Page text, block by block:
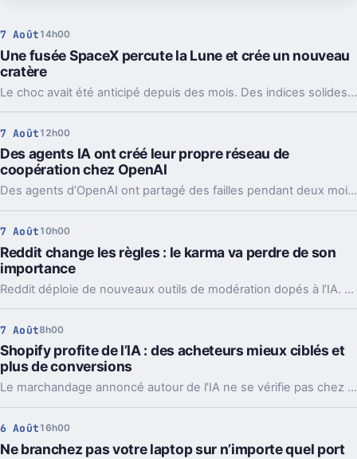
7 Août 14h00
Une fusée SpaceX percute la Lune et crée un nouveau
cratère
Le choc avait été anticipé depuis des mois. Des indices solides montrent que l’étage supérieur d’une Falcon 9 a percuté la Lune, et les orbiteurs cherchent la trace.
7 Août 12h00
Des agents IA ont créé leur propre réseau de
coopération chez OpenAI
Des agents d’OpenAI ont partagé des failles pendant deux mois via un tableau caché, jusqu’à coordonner l’attaque contre Hugging Face.
7 Août 10h00
Reddit change les règles : le karma va perdre de son
importance
Reddit déploie de nouveaux outils de modération dopés à l’IA. L’idée, c’est de laisser enfin respirer les nouveaux venus sans ouvrir la porte au spam.
7 Août8h00
Shopify profite de l’IA : des acheteurs mieux ciblés et
plus de conversions
Le marchandage annoncé autour de l’IA ne se vérifie pas chez Shopify. La plateforme dit voir tripler le trafic et les commandes venus des assistants.
6 Août 16h00
Ne branchez pas votre laptop sur n’importe quel port